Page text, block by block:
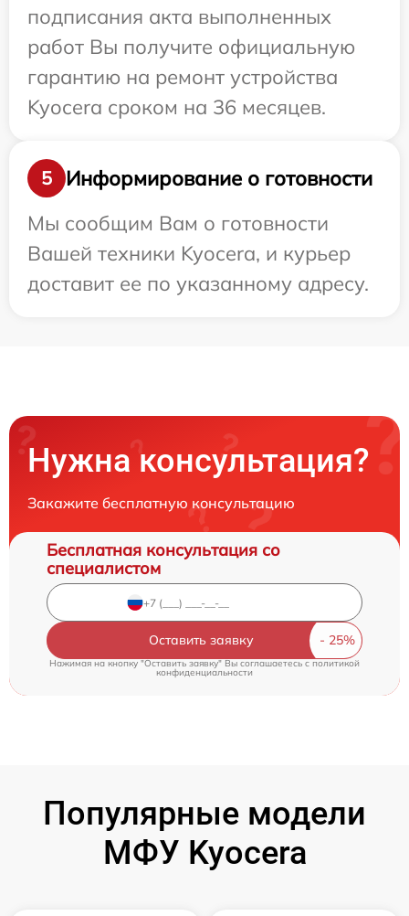
подписания акта выполненных
работ Вы получите официальную
гарантию на ремонт устройства
Kyocera сроком на 36 месяцев.
5
Информирование о готовности
Мы сообщим Вам о готовности
Вашей техники Kyocera, и курьер
доставит ее по указанному адресу.
Нужна консультация?
Закажите бесплатную консультацию
Бесплатная консультация со
специалистом
Оставить заявку
Нажимая на кнопку "Оставить заявку" Вы соглашаетесь cполитикой
конфиденциальности
Популярные модели
МФУ Kyocera